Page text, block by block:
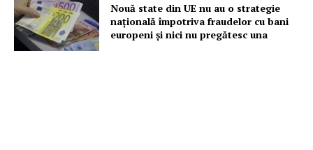
Nouă state din UE nu au o strategie
națională împotriva fraudelor cu bani
europeni și nici nu pregătesc una